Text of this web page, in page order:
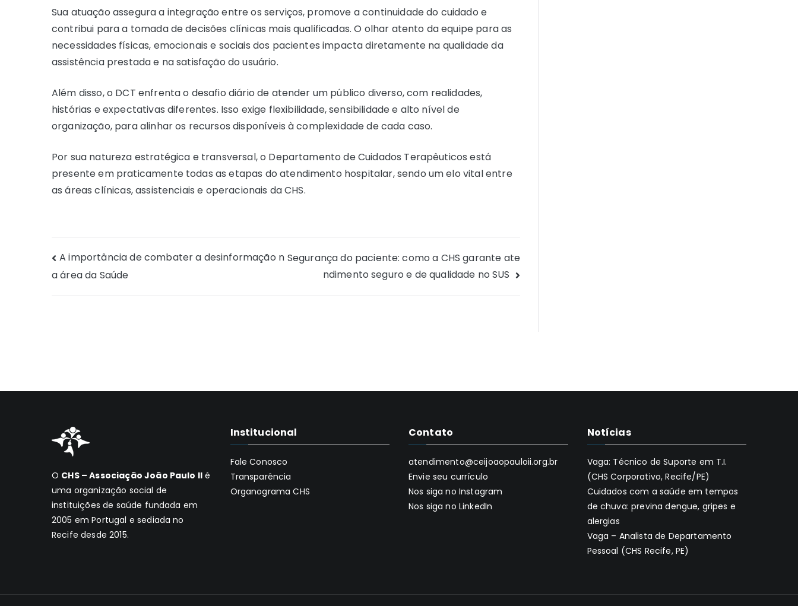
Sua atuação assegura a integração entre os serviços, promove a continuidade do cuidado e
contribui para a tomada de decisões clínicas mais qualificadas. O olhar atento da equipe para as
necessidades físicas, emocionais e sociais dos pacientes impacta diretamente na qualidade da
assistência prestada e na satisfação do usuário.
Além disso, o DCT enfrenta o desafio diário de atender um público diverso, com realidades,
histórias e expectativas diferentes. Isso exige flexibilidade, sensibilidade e alto nível de
organização, para alinhar os recursos disponíveis à complexidade de cada caso.
Por sua natureza estratégica e transversal, o Departamento de Cuidados Terapêuticos está
presente em praticamente todas as etapas do atendimento hospitalar, sendo um elo vital entre
as áreas clínicas, assistenciais e operacionais da CHS.
Navegação
de
A importância de combater a desinformação n
a área da Saúde
Segurança do paciente: como a CHS garante ate
ndimento seguro e de qualidade no SUS
O CHS – Associação João Paulo II é
uma organização social de
instituições de saúde fundada em
2005 em Portugal e sediada no
Recife desde 2015.
Institucional
Fale Conosco
Transparência
Organograma CHS
Contato
atendimento@ceijoaopauloii.org.br
Envie seu currículo
Nos siga no Instagram
Nos siga no LinkedIn
Notícias
Vaga: Técnico de Suporte em T.I.
(CHS Corporativo, Recife/PE)
Cuidados com a saúde em tempos
de chuva: previna dengue, gripes e
alergias
Vaga – Analista de Departamento
Pessoal (CHS Recife, PE)